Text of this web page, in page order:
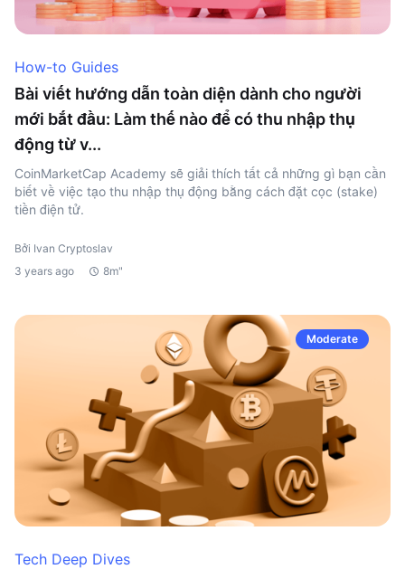
How-to Guides
Bài viết hướng dẫn toàn diện dành cho người
mới bắt đầu: Làm thế nào để có thu nhập thụ
động từ v...
CoinMarketCap Academy sẽ giải thích tất cả những gì bạn cần
biết về việc tạo thu nhập thụ động bằng cách đặt cọc (stake)
tiền điện tử.
Bởi Ivan Cryptoslav
3 years ago
8m"
Moderate
Tech Deep Dives